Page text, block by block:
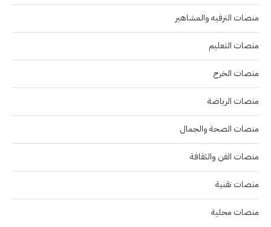
منصات الترفيه والمشاهير
منصات التعليم
منصات الخرج
منصات الرياضة
منصات الصحة والجمال
منصات الفن والثقافة
منصات تقنية
منصات محلية